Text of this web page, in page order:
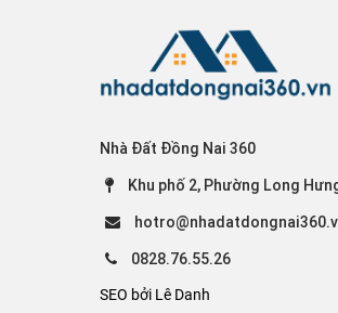
Nhà Đất Đồng Nai 360
Khu phố 2, Phường Long
0828.76.55.26
SEO bởi Lê Danh